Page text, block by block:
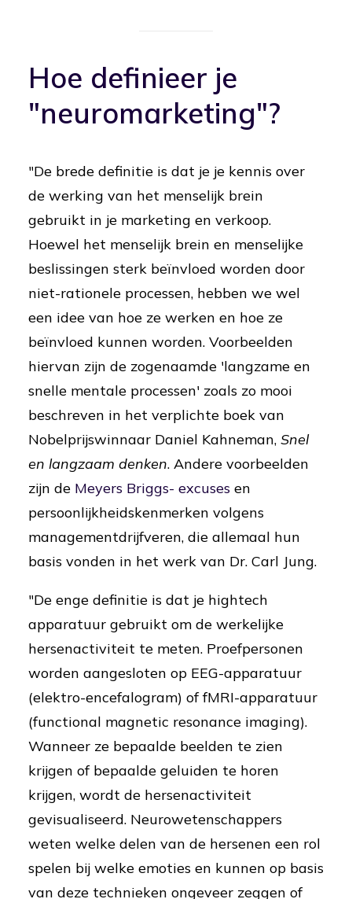
Hoe definieer je
"neuromarketing"?
"De brede definitie is dat je je kennis over
de werking van het menselijk brein
gebruikt in je marketing en verkoop.
Hoewel het menselijk brein en menselijke
beslissingen sterk beïnvloed worden door
niet-rationele processen, hebben we wel
een idee van hoe ze werken en hoe ze
beïnvloed kunnen worden. Voorbeelden
hiervan zijn de zogenaamde 'langzame en
snelle mentale processen' zoals zo mooi
beschreven in het verplichte boek van
Nobelprijswinnaar Daniel Kahneman, Snel
en langzaam denken. Andere voorbeelden
zijn de Meyers Briggs- excuses en
persoonlijkheidskenmerken volgens
managementdrijfveren, die allemaal hun
basis vonden in het werk van Dr. Carl Jung.
"De enge definitie is dat je hightech
apparatuur gebruikt om de werkelijke
hersenactiviteit te meten. Proefpersonen
worden aangesloten op EEG-apparatuur
(elektro-encefalogram) of fMRI-apparatuur
(functional magnetic resonance imaging).
Wanneer ze bepaalde beelden te zien
krijgen of bepaalde geluiden te horen
krijgen, wordt de hersenactiviteit
gevisualiseerd. Neurowetenschappers
weten welke delen van de hersenen een rol
spelen bij welke emoties en kunnen op basis
van deze technieken ongeveer zeggen of